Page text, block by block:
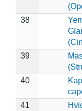
38
39
40
41